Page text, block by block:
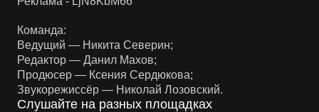
Команда:
Ведущий — Никита Северин;
Редактор — Данил Махов;
Продюсер — Ксения Сердюкова;
Звукорежиссёр — Николай Лозовский.
Слушайте на разных площадках